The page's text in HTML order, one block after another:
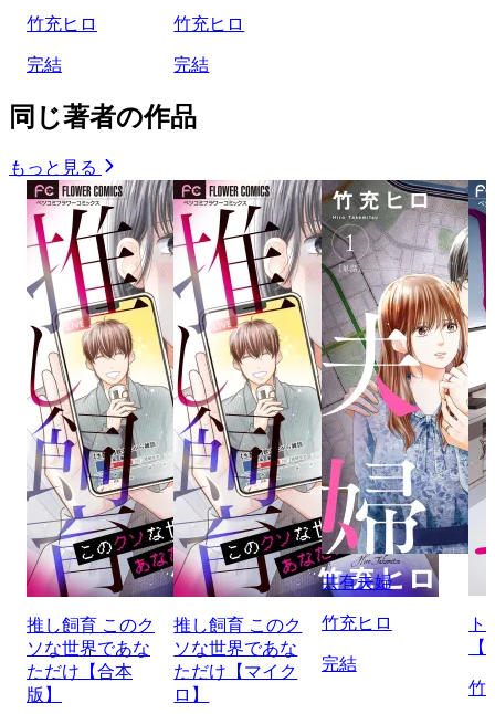
竹充ヒロ
完結
竹充ヒロ
完結
同じ著者の作品
もっと見る
推し飼育 このク
ソな世界であな
ただけ【合本
版】
推し飼育 このク
ソな世界であな
ただけ【マイク
ロ】
共有夫婦
竹充ヒロ
完結
ト
竹